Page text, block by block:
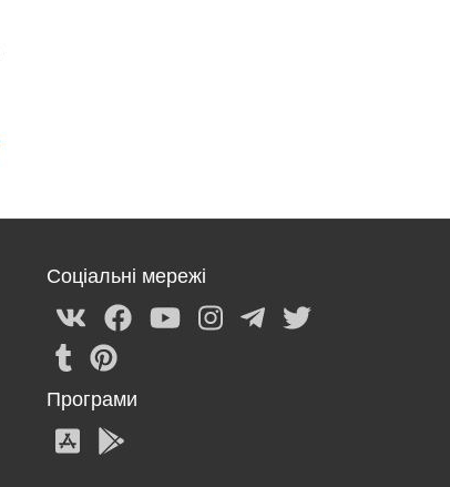
Соціальні мережі
Програми